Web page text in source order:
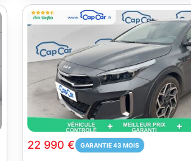
22 990 € GARANTIE 43 MOIS